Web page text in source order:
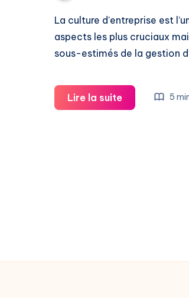
La culture d’entreprise est
aspects les plus cruciaux
sous-estimés de la gestion
Lire la suiteCréer
une
PME
5